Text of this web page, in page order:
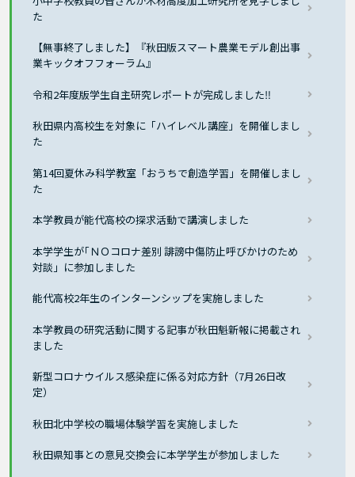
た
【無事終了しました】『秋田版スマート農業モデル創出事
業キックオフフォーラム』
令和2年度版学生自主研究レポートが完成しました‼
秋田県内高校生を対象に「ハイレベル講座」を開催しまし
た
第14回夏休み科学教室「おうちで創造学習」を開催しまし
た
本学教員が能代高校の探求活動で講演しました
本学学生が｢ＮＯコロナ差別 誹謗中傷防止呼びかけのため
対談」に参加しました
能代高校2年生のインターンシップを実施しました
本学教員の研究活動に関する記事が秋田魁新報に掲載され
ました
新型コロナウイルス感染症に係る対応方針（7月26日改
定）
秋田北中学校の職場体験学習を実施しました
秋田県知事との意見交換会に本学学生が参加しました